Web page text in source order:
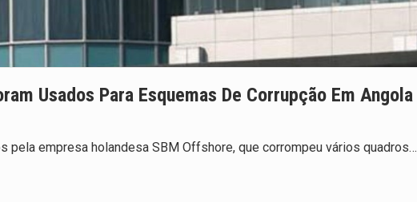
Usados Para Esquemas De Corrupção Em Angola
pela empresa holandesa SBM Offshore, que corrompeu vários quadros…